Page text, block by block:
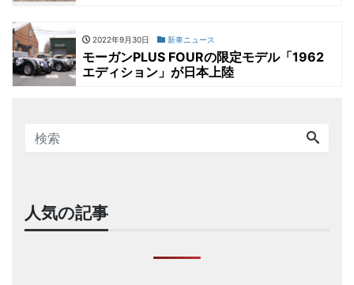
2022年9月30日 新車ニュース
モーガンPLUS FOURの限定モデル「1962
エディション」が日本上陸
人気の記事